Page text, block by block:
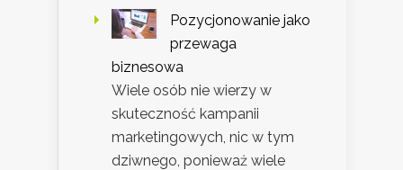
Pozycjonowanie jako
przewaga
biznesowa
Wiele osób nie wierzy w
skuteczność kampanii
marketingowych, nic w tym
dziwnego, ponieważ wiele